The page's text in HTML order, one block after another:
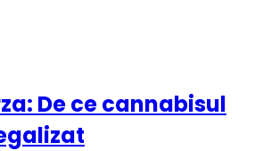
De ce cannabisul